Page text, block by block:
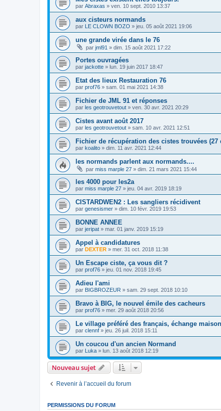
par Abraxas » ven. 10 sept. 2010 13:37
aux cisteurs normands
par LE CLOWN BOZO » jeu. 05 août 2021 19:06
une grande virée dans le 76
par jml91 » dim. 15 août 2021 17:22
Portes ouvragées
par jackotte » lun. 19 juin 2017 18:47
Etat des lieux Restauration 76
par prof76 » sam. 01 mai 2021 14:38
Fichier de JML 91 et réponses
par les geotrouvetout » ven. 30 avr. 2021 20:29
Cistes avant août 2017
par les geotrouvetout » sam. 10 avr. 2021 12:51
Fichier de récupération des cistes trouvées (27
par koalito » dim. 11 avr. 2021 12:44
les normands parlent aux normands....
par miss marple 27 » dim. 21 mars 2021 15:44
les 4000 pour les2a
par miss marple 27 » jeu. 04 avr. 2019 18:19
CISTARDWEN2 : Les sangliers récidivent
par genesismer » dim. 10 févr. 2019 19:53
BONNE ANNEE
par jeripat » mar. 01 janv. 2019 15:19
Appel à candidatures
par DEXTER » mer. 31 oct. 2018 11:38
Un Escape ciste, ça vous dit ?
par prof76 » jeu. 01 nov. 2018 19:45
Adieu l'ami
par BIGBROZEUR » sam. 29 sept. 2018 10:10
Bravo à BIG, le nouvel émile des cacheurs
par prof76 » mer. 29 août 2018 20:56
Le village préféré des français, échange maison
par clennf » jeu. 26 juil. 2018 15:11
Un coucou d'un ancien Normand
par Luka » lun. 13 août 2018 12:19
Nouveau sujet
Revenir à l’accueil du forum
PERMISSIONS DU FORUM